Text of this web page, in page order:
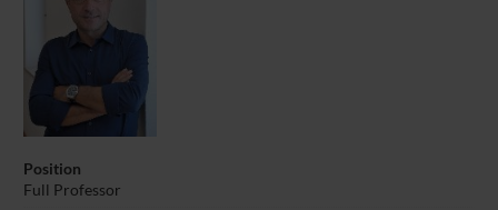
Position
Full Professor